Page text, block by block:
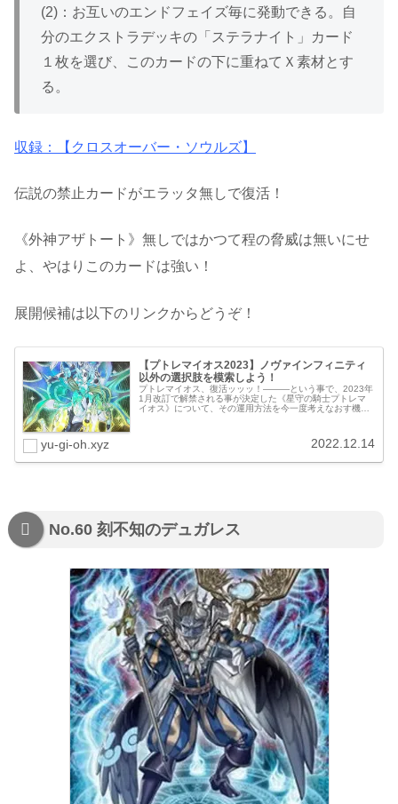
(2)：お互いのエンドフェイズ毎に発動できる。自
分のエクストラデッキの「ステラナイト」カード
１枚を選び、このカードの下に重ねてＸ素材とす
る。
収録：【クロスオーバー・ソウルズ】
伝説の禁止カードがエラッタ無しで復活！
《外神アザトート》無しではかつて程の脅威は無いにせ
よ、やはりこのカードは強い！
展開候補は以下のリンクからどうぞ！
【プトレマイオス2023】ノヴァインフィニティ
以外の選択肢を模索しよう！
プトレマイオス、復活ッッッ！―――という事で、2023年
1月改訂で解禁される事が決定した《星守の騎士プトレマ
イオス》について、その運用方法を今一度考えなおす機会
yu-gi-oh.xyz 2022.12.14
No.60 刻不知のデュガレス